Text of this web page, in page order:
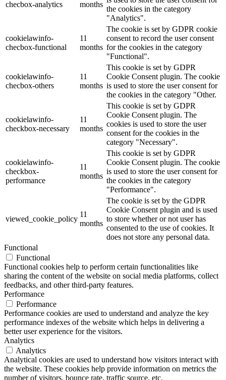
checbox-analytics
months
the cookies in the category
"Analytics".
cookielawinfo-
checbox-functional
11
months
The cookie is set by GDPR cookie
consent to record the user consent
for the cookies in the category
"Functional".
cookielawinfo-
checbox-others
11
months
This cookie is set by GDPR
Cookie Consent plugin. The cookie
is used to store the user consent for
the cookies in the category "Other.
cookielawinfo-
checkbox-necessary
11
months
This cookie is set by GDPR
Cookie Consent plugin. The
cookies is used to store the user
consent for the cookies in the
category "Necessary".
cookielawinfo-
checkbox-
performance
11
months
This cookie is set by GDPR
Cookie Consent plugin. The cookie
is used to store the user consent for
the cookies in the category
"Performance".
viewed_cookie_policy
11
months
The cookie is set by the GDPR
Cookie Consent plugin and is used
to store whether or not user has
consented to the use of cookies. It
does not store any personal data.
Functional
Functional
Functional cookies help to perform certain functionalities like
sharing the content of the website on social media platforms, collect
feedbacks, and other third-party features.
Performance
Performance
Performance cookies are used to understand and analyze the key
performance indexes of the website which helps in delivering a
better user experience for the visitors.
Analytics
Analytics
Analytical cookies are used to understand how visitors interact with
the website. These cookies help provide information on metrics the
number of visitors, bounce rate, traffic source, etc.